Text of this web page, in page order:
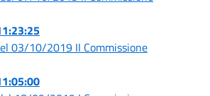
03/10/2019 II Commissione